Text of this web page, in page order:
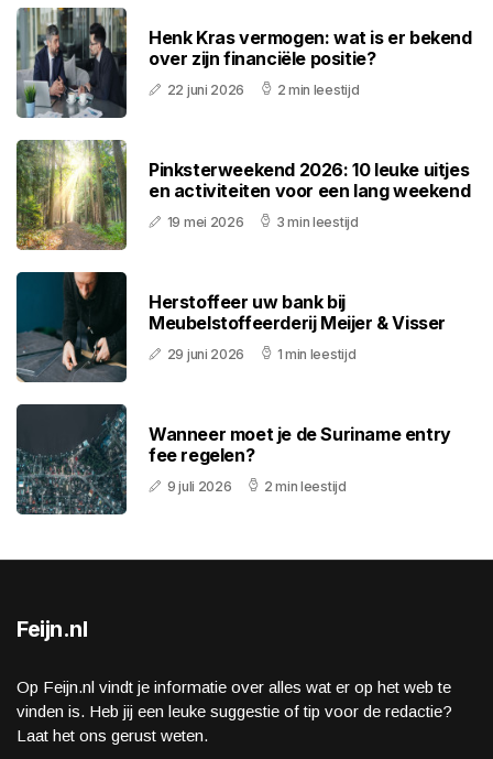
Henk Kras vermogen: wat is er bekend
over zijn financiële positie?
22 juni 2026 2 min leestijd
Pinksterweekend 2026: 10 leuke uitjes
en activiteiten voor een lang weekend
19 mei 2026 3 min leestijd
Herstoffeer uw bank bij
Meubelstoffeerderij Meijer & Visser
29 juni 2026 1 min leestijd
Wanneer moet je de Suriname entry
fee regelen?
9 juli 2026 2 min leestijd
Feijn.nl
Op Feijn.nl vindt je informatie over alles wat er op het web te
vinden is. Heb jij een leuke suggestie of tip voor de redactie?
Laat het ons gerust weten.